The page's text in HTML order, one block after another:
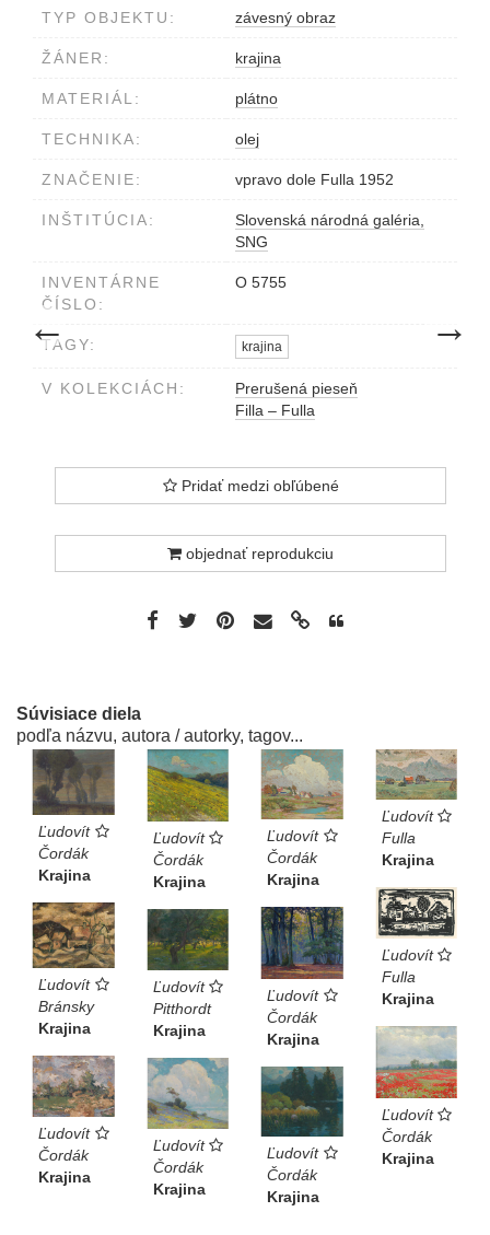
←
predchádzajúce dielo →
TYP OBJEKTU: závesný obraz
ŽÁNER: krajina
MATERIÁL: plátno
TECHNIKA: olej
ZNAČENIE: vpravo dole Fulla 1952
INŠTITÚCIA:
Slovenská národná galéria,
SNG
INVENTÁRNE
ČÍSLO:
O 5755
TAGY: krajina
V KOLEKCIÁCH:
Prerušená pieseň
Filla – Fulla
Pridať medzi obľúbené
objednať reprodukciu
Súvisiace diela
podľa názvu, autora / autorky, tagov...
Ľudovít
Čordák
Krajina
Ľudovít
Čordák
Krajina
Ľudovít
Čordák
Krajina
Ľudovít
Fulla
Krajina
Ľudovít
Fulla
Krajina
Ľudovít
Bránsky
Krajina
Ľudovít
Čordák
Krajina
Ľudovít
Pitthordt
Krajina
Ľudovít
Čordák
Krajina
Ľudovít
Čordák
Krajina
Ľudovít
Čordák
Krajina
Ľudovít
Čordák
Krajina